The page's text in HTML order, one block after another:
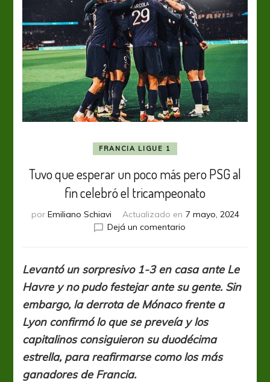
FRANCIA LIGUE 1
Tuvo que esperar un poco más pero PSG al
fin celebró el tricampeonato
por Emiliano Schiavi Actualizado en 7 mayo, 2024
Dejá un comentarioen
un
poco
más
pero
PSG
al
fin
Levantó un sorpresivo 1-3 en casa ante Le
Havre y no pudo festejar ante su gente. Sin
embargo, la derrota de Mónaco frente a
Lyon confirmó lo que se preveía y los
capitalinos consiguieron su duodécima
estrella, para reafirmarse como los más
ganadores de Francia.